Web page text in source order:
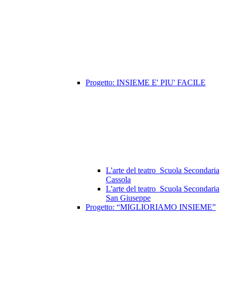
Progetto: INSIEME E' PIU' FACILE
L'arte del teatro_Scuola Secondaria
Cassola
L'arte del teatro_Scuola Secondaria
San Giuseppe
Progetto: “MIGLIORIAMO INSIEME”